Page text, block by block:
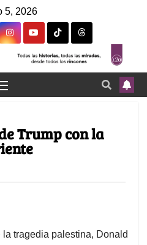
5, 2026
Trump con la
tragedia palestina, Donald